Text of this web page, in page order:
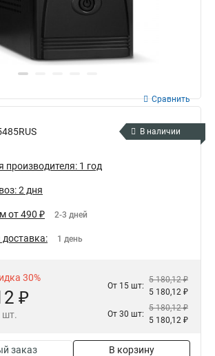
Сравнить
В наличии
производителя: 1 год
2 дня
от 490 ₽ 2-3 дней
1 день
30%
₽
шт.
От 15 шт:
5 180,12 ₽
5 180,12 ₽
От 30 шт:
5 180,12 ₽
5 180,12 ₽
заказ В корзину